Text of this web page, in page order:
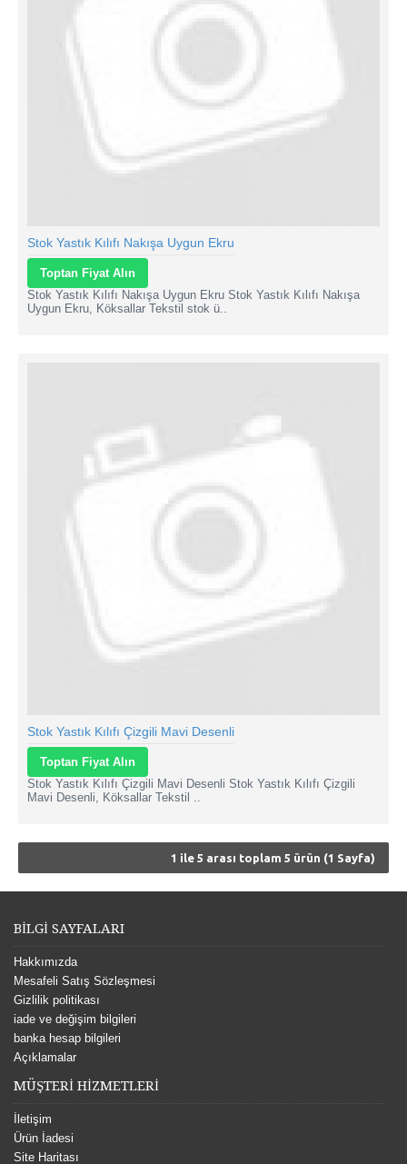
Stok Yastık Kılıfı Nakışa Uygun Ekru
Toptan Fiyat Alın
Stok Yastık Kılıfı Nakışa Uygun Ekru Stok Yastık Kılıfı Nakışa
Uygun Ekru, Köksallar Tekstil stok ü..
Stok Yastık Kılıfı Çizgili Mavi Desenli
Toptan Fiyat Alın
Stok Yastık Kılıfı Çizgili Mavi Desenli Stok Yastık Kılıfı Çizgili
Mavi Desenli, Köksallar Tekstil ..
1 ile 5 arası toplam 5 ürün (1 Sayfa)
BİLGİ SAYFALARI
Hakkımızda
Mesafeli Satış Sözleşmesi
Gizlilik politikası
iade ve değişim bilgileri
banka hesap bilgileri
Açıklamalar
MÜŞTERİ HİZMETLERİ
İletişim
Ürün İadesi
Site Haritası